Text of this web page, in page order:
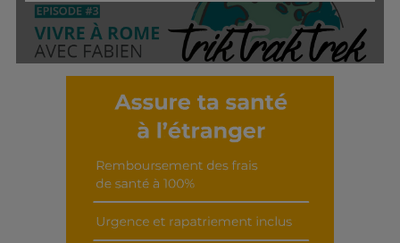
Découvrir cet interview